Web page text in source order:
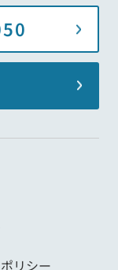
リシー